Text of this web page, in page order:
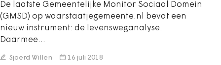
De laatste Gemeentelijke Monitor Sociaal Domein
(GMSD) op waarstaatjegemeente.nl bevat een
nieuw instrument: de levensweganalyse.
Daarmee…
Sjoerd Willen 16 juli 2018